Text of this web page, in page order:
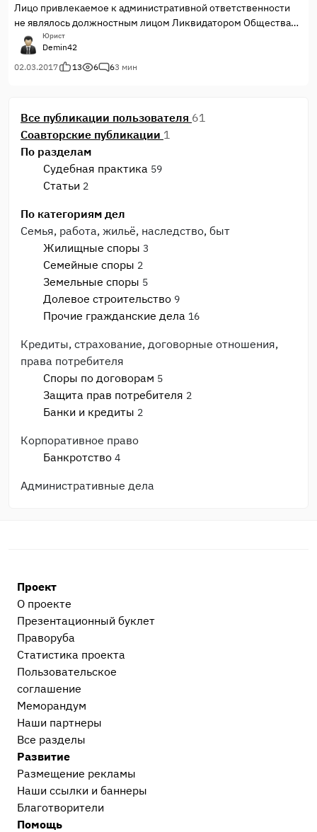
Лицо привлекаемое к административной ответственности
не являлось должностным лицом Ликвидатором Общества
на дату составления протокола
Юрист
Demin42
02.03.2017
13 6 63 мин
Все публикации пользователя 61
Соавторские публикации 1
По разделам
Судебная практика 59
Статьи 2
По категориям дел
Семья, работа, жильё, наследство, быт
Жилищные споры 3
Семейные споры 2
Земельные споры 5
Долевое строительство 9
Прочие гражданские дела 16
Кредиты, страхование, договорные отношения,
права потребителя
Споры по договорам 5
Защита прав потребителя 2
Банки и кредиты 2
Корпоративное право
Банкротство 4
Административные дела
После приговора или решения суда
Исполнительное производство
Прочее
Остальные дела, не вошедшие в другие
категории 1
Проект
О проекте
Презентационный букл​ет
Праворуба
Статистика проекта
Пользовательское
соглашение
Меморандум
Наши партнеры
Все разделы
Развитие
Размещение рекламы
Наши ссылки и баннеры
Благотворители
Помощь